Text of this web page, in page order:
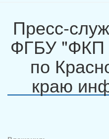
Пресс-
ФГБУ "ФКП
по
краю